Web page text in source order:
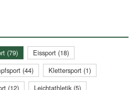
(79)
Eissport (18)
(44)
Klettersport (1)
(12)
Leichtathletik (5)